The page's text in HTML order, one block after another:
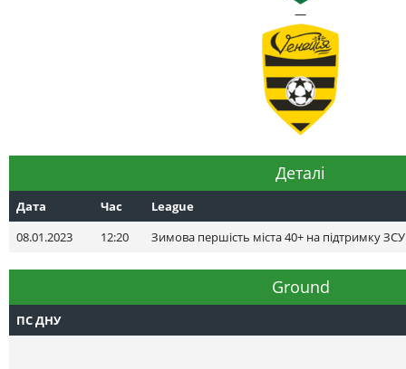
—
Деталі
Дата Час
League
08.01.2023
12:20 Зимова першість міста 40+ на підтримку ЗСУ
Ground
ПС ДНУ